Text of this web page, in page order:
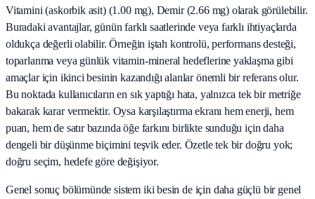
Vitamini (askorbik asit) (1.00 mg), Demir (2.66 mg) olarak görülebilir.
Buradaki avantajlar, günün farklı saatlerinde veya farklı ihtiyaçlarda
oldukça değerli olabilir. Örneğin iştah kontrolü, performans desteği,
toparlanma veya günlük vitamin-mineral hedeflerine yaklaşma gibi
amaçlar için ikinci besinin kazandığı alanlar önemli bir referans olur.
Bu noktada kullanıcıların en sık yaptığı hata, yalnızca tek bir metriğe
bakarak karar vermektir. Oysa karşılaştırma ekranı hem enerji, hem
puan, hem de satır bazında öğe farkını birlikte sunduğu için daha
dengeli bir düşünme biçimini teşvik eder. Özetle tek bir doğru yok;
doğru seçim, hedefe göre değişiyor.
Genel sonuç bölümünde sistem iki besin de için daha güçlü bir genel